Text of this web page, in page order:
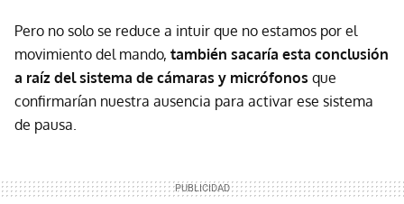
Pero no solo se reduce a intuir que no estamos por el
movimiento del mando, también sacaría esta conclusión
a raíz del sistema de cámaras y micrófonos que
confirmarían nuestra ausencia para activar ese sistema
de pausa.